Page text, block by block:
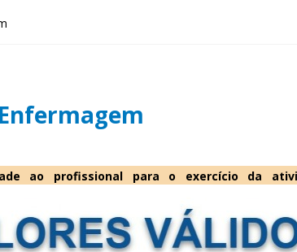
ao profissional para o exercício da